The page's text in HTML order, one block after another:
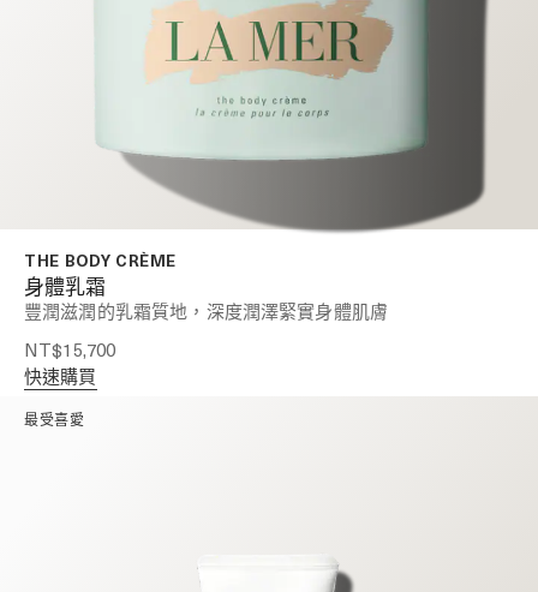
THE BODY CRÈME
身體乳霜
豐潤滋潤的乳霜質地，深度潤澤緊實身體肌膚
NT$15,700
快速購買
最受喜愛